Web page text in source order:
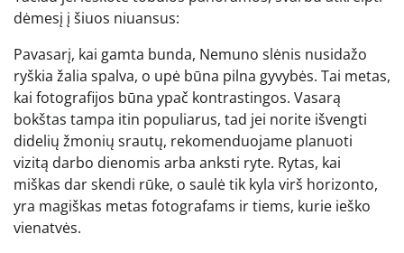
dėmesį į šiuos niuansus:
Pavasarį, kai gamta bunda, Nemuno slėnis nusidažo
ryškia žalia spalva, o upė būna pilna gyvybės. Tai metas,
kai fotografijos būna ypač kontrastingos. Vasarą
bokštas tampa itin populiarus, tad jei norite išvengti
didelių žmonių srautų, rekomenduojame planuoti
vizitą darbo dienomis arba anksti ryte. Rytas, kai
miškas dar skendi rūke, o saulė tik kyla virš horizonto,
yra magiškas metas fotografams ir tiems, kurie ieško
vienatvės.